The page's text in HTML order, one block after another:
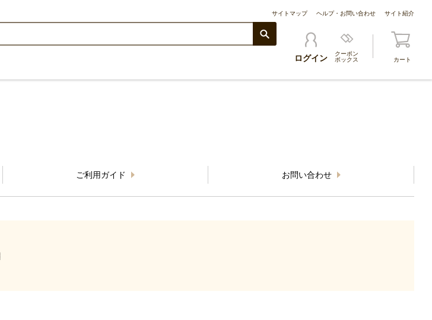
サイトマップ ヘルプ・お問い合わせ サイト紹介
ログイン
クーポン
ボックス
カート
ご利用ガイド お問い合わせ